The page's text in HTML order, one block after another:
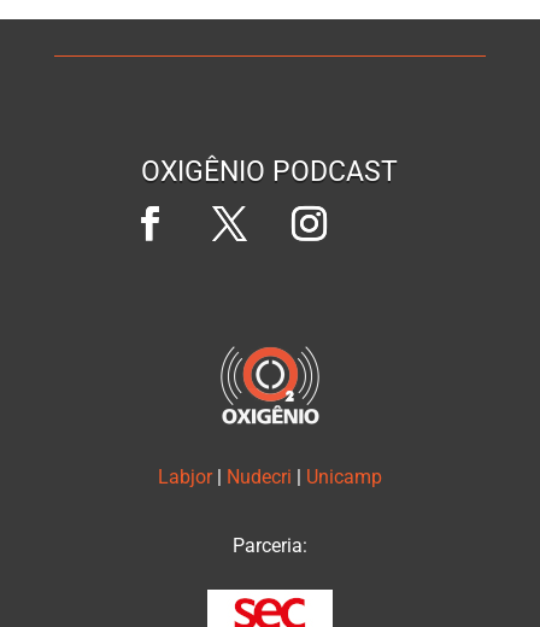
OXIGÊNIO PODCAST
Labjor | Nudecri | Unicamp
Parceria: